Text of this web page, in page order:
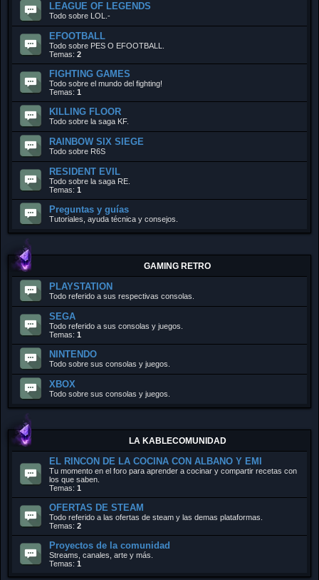
LEAGUE OF LEGENDS
Todo sobre LOL.-
EFOOTBALL
Todo sobre PES O EFOOTBALL.
Temas: 2
FIGHTING GAMES
Todo sobre el mundo del fighting!
Temas: 1
KILLING FLOOR
Todo sobre la saga KF.
RAINBOW SIX SIEGE
Todo sobre R6S
RESIDENT EVIL
Todo sobre la saga RE.
Temas: 1
Preguntas y guías
Tutoriales, ayuda técnica y consejos.
GAMING RETRO
PLAYSTATION
Todo referido a sus respectivas consolas.
SEGA
Todo referido a sus consolas y juegos.
Temas: 1
NINTENDO
Todo sobre sus consolas y juegos.
XBOX
Todo sobre sus consolas y juegos.
LA KABLECOMUNIDAD
EL RINCON DE LA COCINA CON ALBANO Y EMI
Tu momento en el foro para aprender a cocinar y compartir recetas con
los que saben.
Temas: 1
OFERTAS DE STEAM
Todo referido a las ofertas de steam y las demas plataformas.
Temas: 2
Proyectos de la comunidad
Streams, canales, arte y más.
Temas: 1